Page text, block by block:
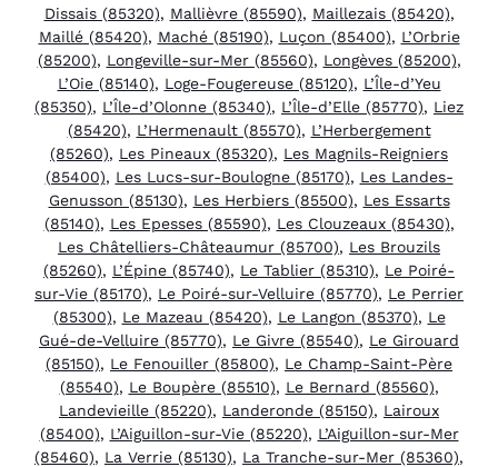
Dissais (85320), Mallièvre (85590), Maillezais (85420),
Maillé (85420), Maché (85190), Luçon (85400), L’Orbrie
(85200), Longeville-sur-Mer (85560), Longèves (85200),
L’Oie (85140), Loge-Fougereuse (85120), L’Île-d’Yeu
(85350), L’Île-d’Olonne (85340), L’Île-d’Elle (85770), Liez
(85420), L’Hermenault (85570), L’Herbergement
(85260), Les Pineaux (85320), Les Magnils-Reigniers
(85400), Les Lucs-sur-Boulogne (85170), Les Landes-
Genusson (85130), Les Herbiers (85500), Les Essarts
(85140), Les Epesses (85590), Les Clouzeaux (85430),
Les Châtelliers-Châteaumur (85700), Les Brouzils
(85260), L’Épine (85740), Le Tablier (85310), Le Poiré-
sur-Vie (85170), Le Poiré-sur-Velluire (85770), Le Perrier
(85300), Le Mazeau (85420), Le Langon (85370), Le
Gué-de-Velluire (85770), Le Givre (85540), Le Girouard
(85150), Le Fenouiller (85800), Le Champ-Saint-Père
(85540), Le Boupère (85510), Le Bernard (85560),
Landevieille (85220), Landeronde (85150), Lairoux
(85400), L’Aiguillon-sur-Vie (85220), L’Aiguillon-sur-Mer
(85460), La Verrie (85130), La Tranche-sur-Mer (85360),